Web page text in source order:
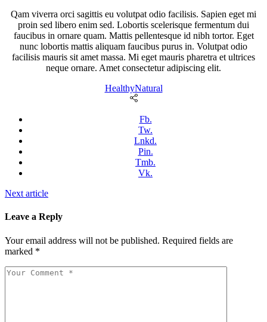
Qam viverra orci sagittis eu volutpat odio facilisis. Sapien eget mi
proin sed libero enim sed. Lobortis scelerisque fermentum dui
faucibus in ornare quam. Mattis pellentesque id nibh tortor. Eget
nunc lobortis mattis aliquam faucibus purus in. Volutpat odio
facilisis mauris sit amet massa. Mi eget mauris pharetra et ultrices
neque ornare. Amet consectetur adipiscing elit.
HealthyNatural
Fb.
Tw.
Lnkd.
Pin.
Tmb.
Vk.
Next article
Leave a Reply
Your email address will not be published. Required fields are
marked *